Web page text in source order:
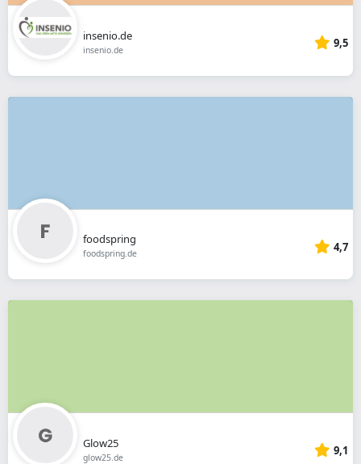
insenio.de
insenio.de 9,5
foodspring
foodspring.de 4,7
Glow25
glow25.de 9,1